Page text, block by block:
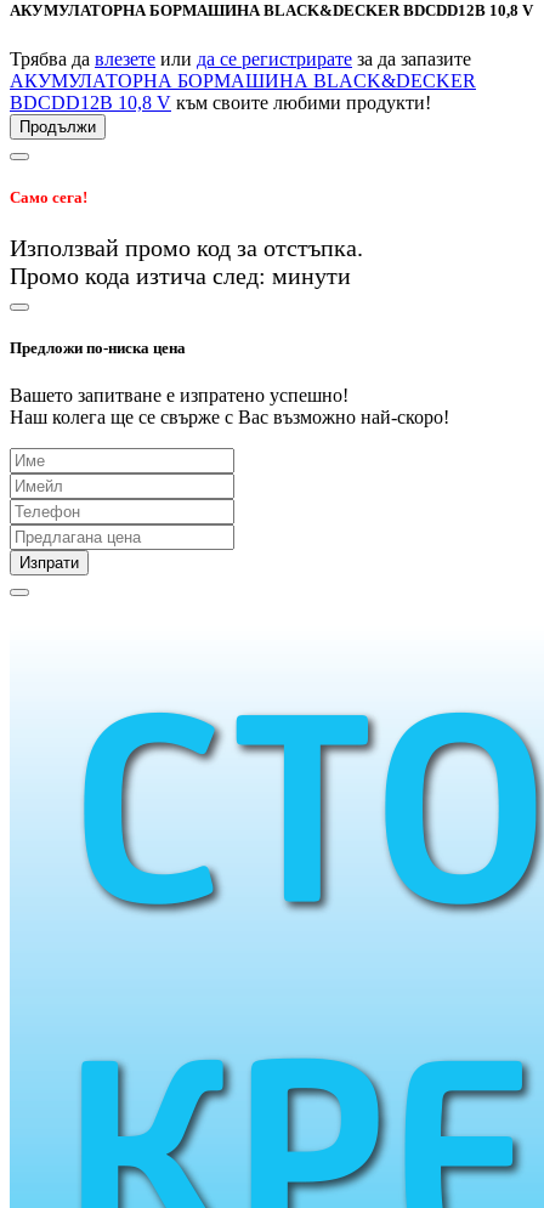
АКУМУЛАТОРНА БОРМАШИНА BLACK&DECKER BDCDD12B 10,8 V
Трябва да влезете или да се регистрирате за да запазите
АКУМУЛАТОРНА БОРМАШИНА BLACK&DECKER
BDCDD12B 10,8 V към своите любими продукти!
Продължи
Само сега!
Използвай промо код за отстъпка.
Промо кода изтича след: минути
Предложи по-ниска цена
Вашето запитване е изпратено успешно!
Наш колега ще се свърже с Вас възможно най-скоро!
Изпрати